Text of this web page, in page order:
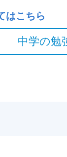
はこちら
中学の勉